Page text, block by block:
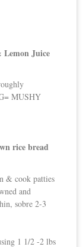
Lemon Juice
MUSHY
rice bread
& cook patties
and
sobre 2-3
1 1/2 -2 lbs